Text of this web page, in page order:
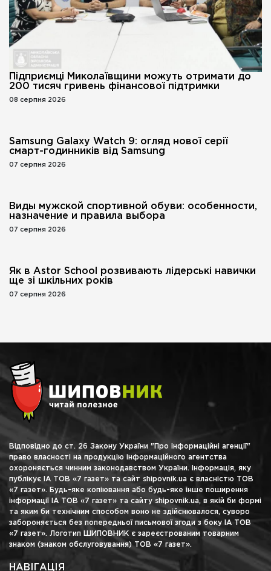
Підприємці Миколаївщини можуть отримати до
200 тисяч гривень фінансової підтримки
08 серпня 2026
Samsung Galaxy Watch 9: огляд нової серії
смарт-годинників від Samsung
07 серпня 2026
Виды мужской спортивной обуви: особенности,
назначение и правила выбора
07 серпня 2026
Як в Astor School розвивають лідерські навички
ще зі шкільних років
07 серпня 2026
Відповідно до ст. 26 Закону України "Про інформаційні агенції"
право власності на продукцію інформаційного агентства
охороняється чинним законодавством України. Інформація, яку
публікує ІА ТОВ «7 газет» та сайт shipovnik.ua є власністю ТОВ
«7 газет». Будь-яке копіювання або будь-яке інше поширення
інформації ІА ТОВ «7 газет» та сайту shipovnik.ua, в якій би формі
та яким би технічним способом воно не здійснювалося, суворо
забороняється без попередньої письмової згоди з боку ІА ТОВ
«7 газет». Логотип ШИПОВНИК є зареєстрованим товарним
знаком (знаком обслуговування) ТОВ «7 газет».
НАВІГАЦІЯ